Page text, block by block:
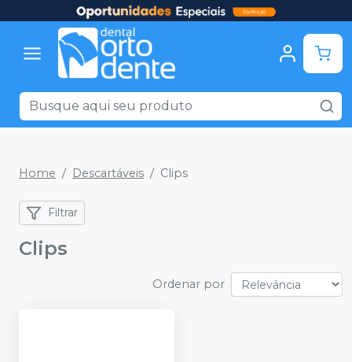
Home Descartáveis Clips
Filtrar
Clips
Ordenar por